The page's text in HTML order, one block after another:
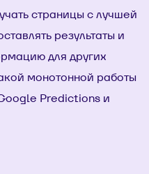
страницы с лучшей
результаты и
для других
монотонной работы
Predictions и